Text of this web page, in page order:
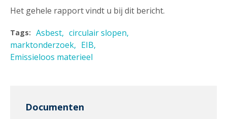
Het gehele rapport vindt u bij dit bericht.
Tags: Asbest
circulair slopen
marktonderzoek
EIB
Emissieloos materieel
Documenten